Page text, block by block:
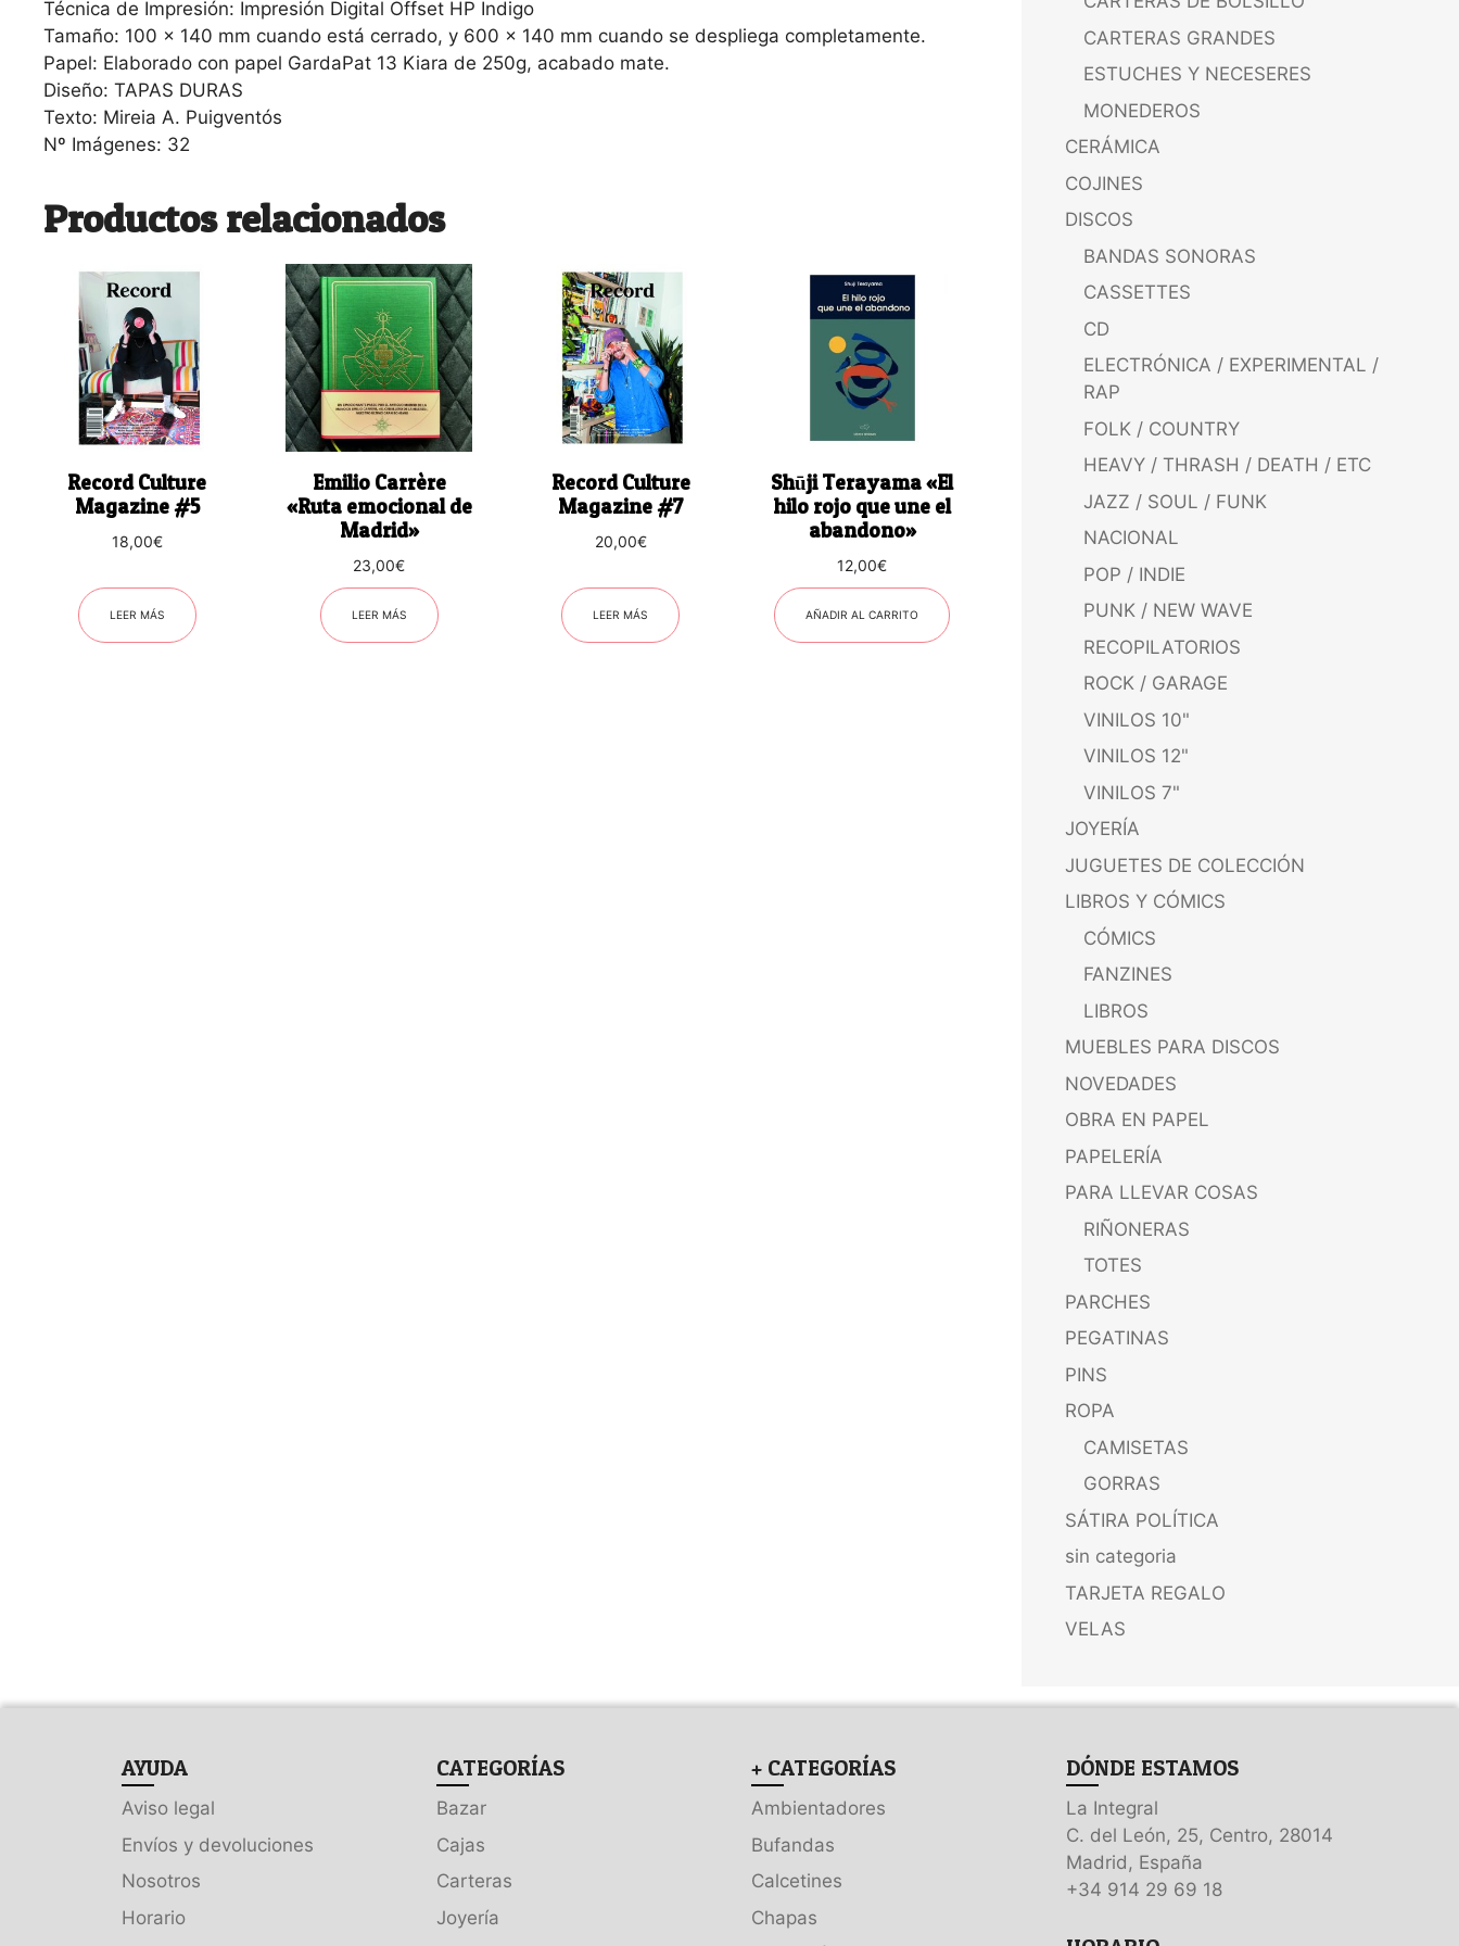
Técnica de Impresión: Impresión Digital Offset HP Indigo
Tamaño: 100 x 140 mm cuando está cerrado, y 600 x 140 mm cuando se despliega completamente.
Papel: Elaborado con papel GardaPat 13 Kiara de 250g, acabado mate.
Diseño: TAPAS DURAS
Texto: Mireia A. Puigventós
Nº Imágenes: 32
Productos relacionados
Record Culture
Magazine #5
18,00€
LEER MÁS
Emilio Carrère
«Ruta emocional de
Madrid»
23,00€
LEER MÁS
Record Culture
Magazine #7
20,00€
LEER MÁS
Shūji Terayama «El
hilo rojo que une el
abandono»
12,00€
AÑADIR AL CARRITO
CARTERAS GRANDES
ESTUCHES Y NECESERES
MONEDEROS
CERÁMICA
COJINES
DISCOS
BANDAS SONORAS
CASSETTES
CD
ELECTRÓNICA / EXPERIMENTAL /
RAP
FOLK / COUNTRY
HEAVY / THRASH / DEATH / ETC
JAZZ / SOUL / FUNK
NACIONAL
POP / INDIE
PUNK / NEW WAVE
RECOPILATORIOS
ROCK / GARAGE
VINILOS 10"
VINILOS 12"
VINILOS 7"
JOYERÍA
JUGUETES DE COLECCIÓN
LIBROS Y CÓMICS
CÓMICS
FANZINES
LIBROS
MUEBLES PARA DISCOS
NOVEDADES
OBRA EN PAPEL
PAPELERÍA
PARA LLEVAR COSAS
RIÑONERAS
TOTES
PARCHES
PEGATINAS
PINS
ROPA
CAMISETAS
GORRAS
SÁTIRA POLÍTICA
sin categoria
TARJETA REGALO
VELAS
AYUDA
Aviso legal
Envíos y devoluciones
Nosotros
Horario
CATEGORÍAS
Bazar
Cajas
Carteras
Joyería
+ CATEGORÍAS
Ambientadores
Bufandas
Calcetines
Chapas
DÓNDE ESTAMOS
La Integral
C. del León, 25, Centro, 28014
Madrid, España
+34 914 29 69 18